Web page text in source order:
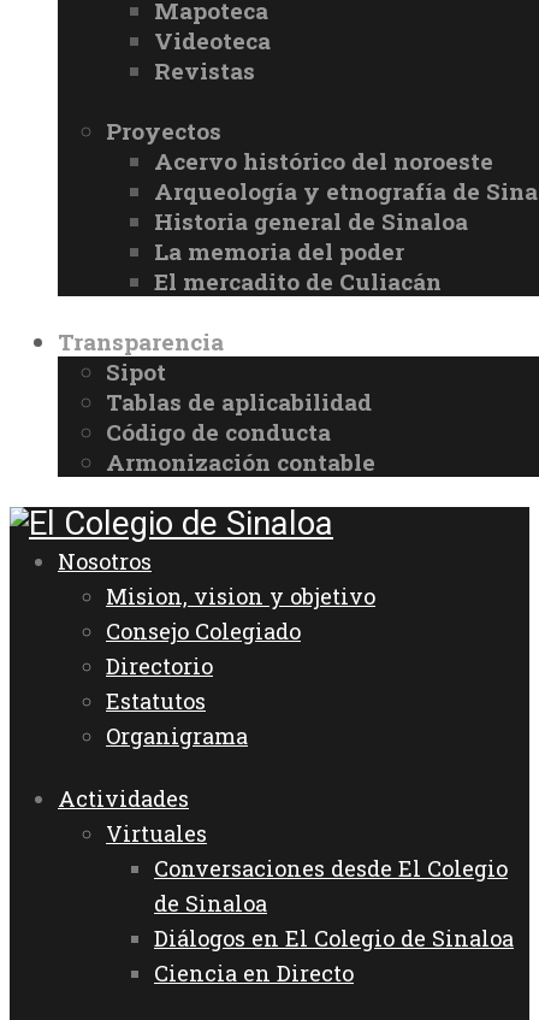
Mapoteca
Videoteca
Revistas
Proyectos
Acervo histórico del noroeste
Arqueología y etnografía de
Historia general de Sinaloa
La memoria del poder
El mercadito de Culiacán
Transparencia
Sipot
Tablas de aplicabilidad
Código de conducta
Armonización contable
Nosotros
Mision, vision y objetivo
Consejo Colegiado
Directorio
Estatutos
Organigrama
Actividades
Virtuales
Conversaciones desde El Colegio
de Sinaloa
Diálogos en El Colegio de Sinaloa
Ciencia en Directo